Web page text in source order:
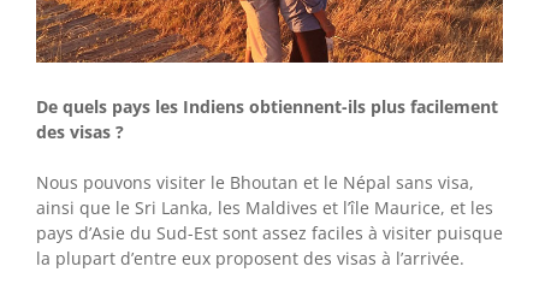
De quels pays les Indiens obtiennent-ils plus facilement
des visas ?
Nous pouvons visiter le Bhoutan et le Népal sans visa,
ainsi que le Sri Lanka, les Maldives et l’île Maurice, et les
pays d’Asie du Sud-Est sont assez faciles à visiter puisque
la plupart d’entre eux proposent des visas à l’arrivée.